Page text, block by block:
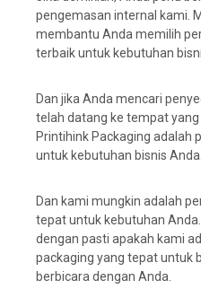
pengemasan internal kami.
membantu Anda memilih
terbaik untuk kebutuhan
Dan jika Anda mencari
telah datang ke tempat
Printihink Packaging adalah
untuk kebutuhan bisnis Anda.
Dan kami mungkin adalah
tepat untuk kebutuhan
dengan pasti apakah kami
packaging yang tepat untuk
berbicara dengan Anda.